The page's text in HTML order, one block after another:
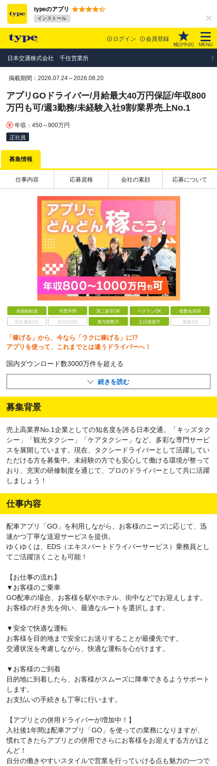
typeのアプリ
インストール
ログイン 会員登録
検討中(0) MENU
日本交通株式会社 千住営業所
掲載期間：2026.07.24～2026.08.20
アプリGOドライバー/月給最大40万円保証/年収800
万円も可/週3勤務/未経験入社9割/業界売上No.1
年収：450～900万円
正社員
募集情報
仕事内容 応募資格 会社の素顔 応募について
未経験歓迎 学歴不問 第二新卒OK ベテランOK 複数名採用
完全週休2日 休日120日 賞与複数月 土日面接可 面接1回
「稼げる」から、今なら「ラクに稼げる」に!?
アプリを使って、これまでとは違うドライバーへ！
国内ダウンロード数3000万件を超える
続きを読む
募集背景
売上高業界No.1企業としての知名度を誇る日本交通。「キッズタク
シー」「観光タクシー」「ケアタクシー」など、多彩な専門サービ
スを展開しています。現在、タクシードライバーとして活躍してい
ただける方を募集中。未経験の方でも安心して働ける環境が整って
おり、充実の研修制度を通じて、プロのドライバーとして共に活躍
しましょう！
仕事内容
配車アプリ「GO」を利用しながら、お客様のニーズに応じて、迅
速かつ丁寧な送迎サービスを提供。
ゆくゆくは、EDS（エキスパートドライバーサービス）乗務員とし
てご活躍頂くことも可能！
【お仕事の流れ】
▼お客様のご乗車
GO配車の場合、お客様を駅やホテル、街中などでお迎えします。
お客様の行き先を伺い、最適なルートを選択します。
▼安全で快適な運転
お客様を目的地まで安全にお送りすることが最優先です。
交通状況を考慮しながら、快適な運転を心がけます。
▼お客様のご到着
目的地に到着したら、お客様がスムーズに降車できるようサポート
します。
お支払いの手続きも丁寧に行います。
【アプリとの併用ドライバーが増加中！】
入社後1年間は配車アプリ「GO」を使っての業務になりますが、
慣れてきたらアプリとの併用でさらにお客様をお迎えする方がほと
んど！
自分の働きやすいスタイルで営業を行っていける点も魅力の一つで